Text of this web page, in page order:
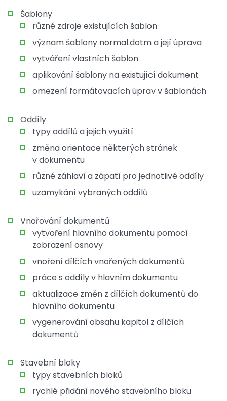
Šablony
různé zdroje existujících šablon
význam šablony normal.dotm a její úprava
vytváření vlastních šablon
aplikování šablony na existující dokument
omezení formátovacích úprav v šablonách
Oddíly
typy oddílů a jejich využití
změna orientace některých stránek
v dokumentu
různé záhlaví a zápatí pro jednotlivé oddíly
uzamykání vybraných oddílů
Vnořování dokumentů
vytvoření hlavního dokumentu pomocí
zobrazení osnovy
vnoření dílčích vnořených dokumentů
práce s oddíly v hlavním dokumentu
aktualizace změn z dílčích dokumentů do
hlavního dokumentu
vygenerování obsahu kapitol z dílčích
dokumentů
Stavební bloky
typy stavebních bloků
rychlé přidání nového stavebního bloku